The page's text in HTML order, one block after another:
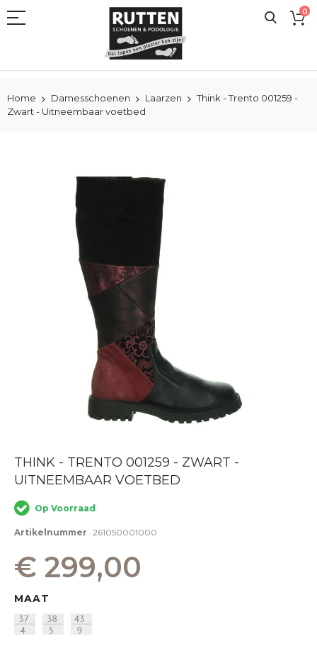
naar
0
Home Damesschoenen Laarzen
Think - Trento 001259 -
Zwart - Uitneembaar voetbed
afbeeldingen-
Ga
het
van
de
afbeeldingen-
THINK - TRENTO 001259 - ZWART -
UITNEEMBAAR VOETBED
Op Voorraad
Artikelnummer 261050001000
€ 299,00
MAAT